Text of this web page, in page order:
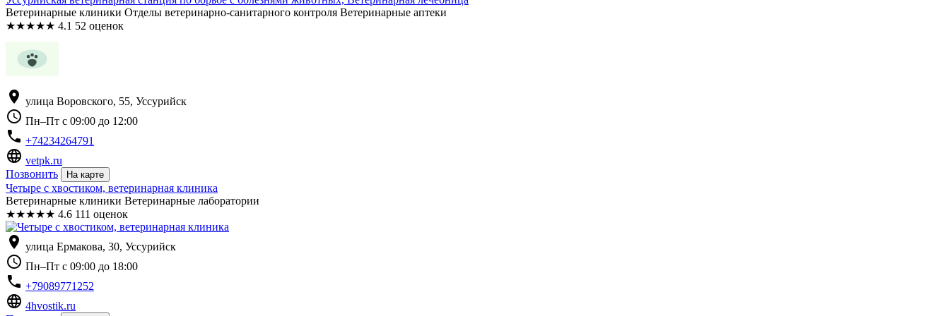
Ветеринарные клиники Отделы ветеринарно-санитарного контроля Ветеринарные аптеки
★★★★★ 4.1 52 оценок
location_on улица Воровского, 55, Уссурийск
schedule Пн–Пт с 09:00 до 12:00
phone +74234264791
language vetpk.ru
Позвонить
На карте
Четыре с хвостиком, ветеринарная клиника
Ветеринарные клиники Ветеринарные лаборатории
★★★★★ 4.6 111 оценок
location_on улица Ермакова, 30, Уссурийск
schedule Пн–Пт с 09:00 до 18:00
phone +79089771252
language 4hvostik.ru